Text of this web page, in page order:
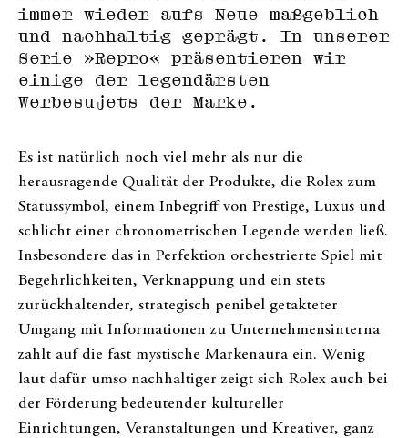
immer wieder aufs Neue maßgeblich
und nachhaltig geprägt. In unserer
Serie »Repro« präsentieren wir
einige der legendärsten
Werbesujets der Marke.
Es ist natürlich noch viel mehr als nur die
herausragende Qualität der Produkte, die Rolex zum
Statussymbol, einem Inbegriff von Prestige, Luxus und
schlicht einer chronometrischen Legende werden ließ.
Insbesondere das in Perfektion orchestrierte Spiel mit
Begehrlichkeiten, Verknappung und ein stets
zurückhaltender, strategisch penibel getakteter
Umgang mit Informationen zu Unternehmensinterna
zahlt auf die fast mystische Markenaura ein. Wenig
laut dafür umso nachhaltiger zeigt sich Rolex auch bei
der Förderung bedeutender kultureller
Einrichtungen, Veranstaltungen und Kreativer, ganz